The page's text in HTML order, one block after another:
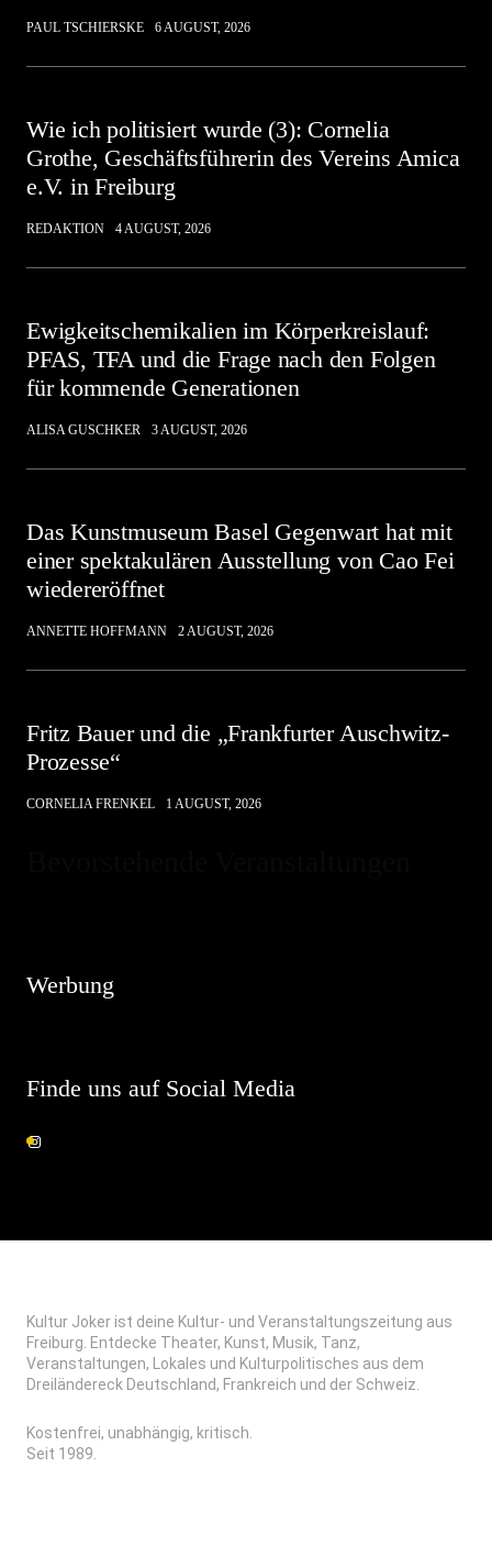
PAUL TSCHIERSKE 6 AUGUST, 2026
Wie ich politisiert wurde (3): Cornelia
Grothe, Geschäftsführerin des Vereins Amica
e.V. in Freiburg
REDAKTION 4 AUGUST, 2026
Ewigkeitschemikalien im Körperkreislauf:
PFAS, TFA und die Frage nach den Folgen
für kommende Generationen
ALISA GUSCHKER 3 AUGUST, 2026
Das Kunstmuseum Basel Gegenwart hat mit
einer spektakulären Ausstellung von Cao Fei
wiedereröffnet
ANNETTE HOFFMANN 2 AUGUST, 2026
Fritz Bauer und die „Frankfurter Auschwitz-
Prozesse“
CORNELIA FRENKEL 1 AUGUST, 2026
Werbung
Finde uns auf Social Media
Kultur Joker ist deine Kultur- und Veranstaltungszeitung aus
Freiburg. Entdecke Theater, Kunst, Musik, Tanz,
Veranstaltungen, Lokales und Kulturpolitisches aus dem
Dreiländereck Deutschland, Frankreich und der Schweiz.
Kostenfrei, unabhängig, kritisch.
Seit 1989.